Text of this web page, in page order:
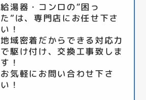
給湯器・コンロの”困っ
た”は、専門店にお任せ下さ
い！
地域密着だからできる対応力
で駆け付け、交換工事致しま
す！
お気軽にお問い合わせ下さ
い！